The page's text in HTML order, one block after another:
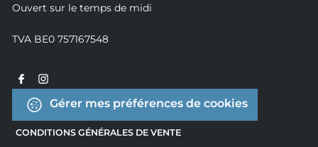
Ouvert sur le temps de midi
TVA BE0 757167548
Gérer mes préférences de cookies
CONDITIONS GÉNÉRALES DE VENTE